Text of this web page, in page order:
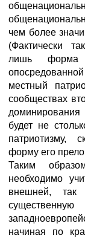
чем более
(Фактически
лишь форма
местный
сообществах
будет не
патриотизму,
форму его
Таким
необходимо
внешней, так
начиная по